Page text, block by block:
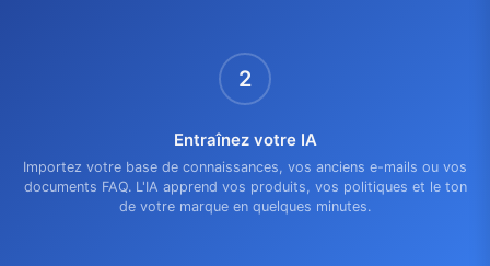
2
Entraînez votre IA
Importez votre base de connaissances, vos anciens e-mails ou vos
documents FAQ. L'IA apprend vos produits, vos politiques et le ton
de votre marque en quelques minutes.